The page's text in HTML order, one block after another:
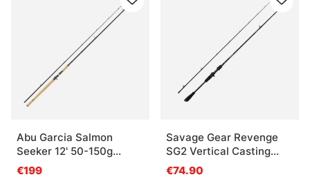
Abu Garcia Salmon
Seeker 12' 50-150g
Casting
€199
Savage Gear Revenge
SG2 Vertical Casting
- 198cm, 6'5'' 20-65g
2pcs
€74.90